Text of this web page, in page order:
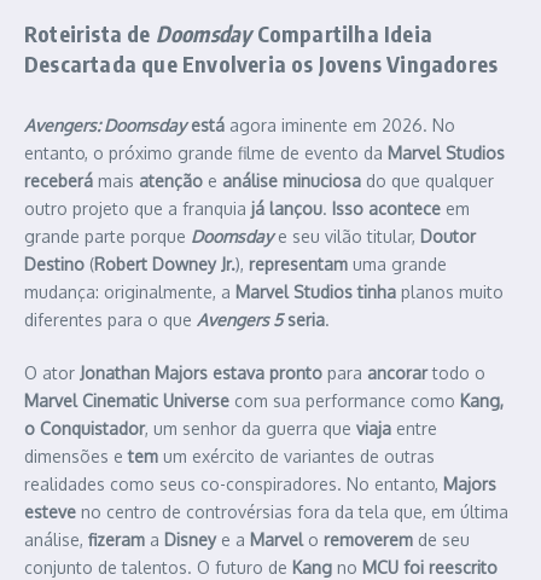
Roteirista de Doomsday Compartilha Ideia
Descartada que Envolveria os Jovens Vingadores
Avengers: Doomsday está agora iminente em 2026. No
entanto, o próximo grande filme de evento da Marvel Studios
receberá mais atenção e análise minuciosa do que qualquer
outro projeto que a franquia já lançou. Isso acontece em
grande parte porque Doomsdaye seu vilão titular, Doutor
Destino (Robert Downey Jr.), representam uma grande
mudança: originalmente, a Marvel Studios tinha planos muito
diferentes para o que Avengers 5 seria.
O ator Jonathan Majors estava pronto para ancorartodo o
Marvel Cinematic Universe com sua performance como Kang,
o Conquistador, um senhor da guerra que viaja entre
dimensões etem um exército de variantes de outras
realidades como seus co-conspiradores. No entanto, Majors
esteve no centro de controvérsias fora da tela que, em última
análise, fizeram a Disneye a Marvelo removerem de seu
conjunto de talentos. O futuro de Kang no MCU foi reescrito